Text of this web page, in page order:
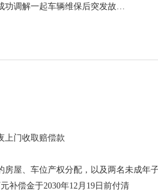
维保后突发故障的消费争议，切实维护了消费者合法权益
上门收取赔偿款
屋、车位产权分配，以及两名未成年
补偿金于2030年12月19日前付清